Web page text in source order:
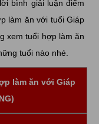
bình giải luận điểm
làm ăn với tuổi Giáp
xem tuổi hợp làm ăn
tuổi nào nhé.
làm ăn với Giáp